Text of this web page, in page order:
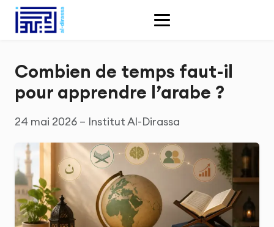
Combien de temps faut-il
pour apprendre l’arabe ?
24 mai 2026 – Institut Al-Dirassa